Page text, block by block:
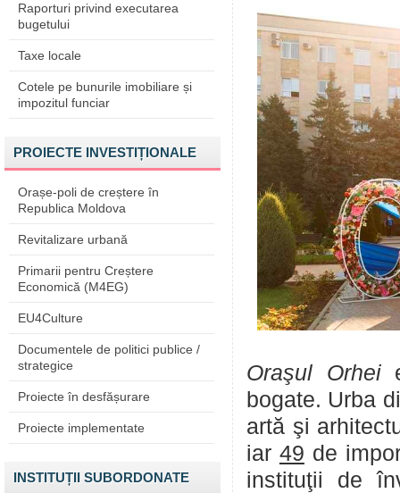
Raporturi privind executarea
bugetului
Taxe locale
Cotele pe bunurile imobiliare și
impozitul funciar
PROIECTE INVESTIȚIONALE
Orașe-poli de creștere în
Republica Moldova
Revitalizare urbană
Primarii pentru Creștere
Economică (M4EG)
EU4Culture
Documentele de politici publice /
strategice
Proiecte în desfășurare
Proiecte implementate
INSTITUȚII SUBORDONATE
Oraşul Orhei
bogate. Urba
artă şi
iar 49 de
instituţii de